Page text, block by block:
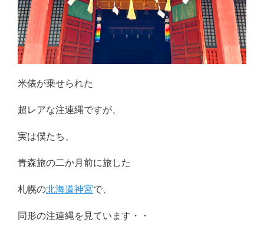
米俵が乗せられた
超レアな注連縄ですが、
実は僕たち、
青森旅の二か月前に旅した
札幌の北海道神宮で、
同形の注連縄を見ています・・